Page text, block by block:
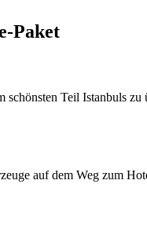
Paket
Teil Istanbuls zu
auf dem Weg zum